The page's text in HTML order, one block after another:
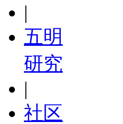
|
五明
研究
|
社区